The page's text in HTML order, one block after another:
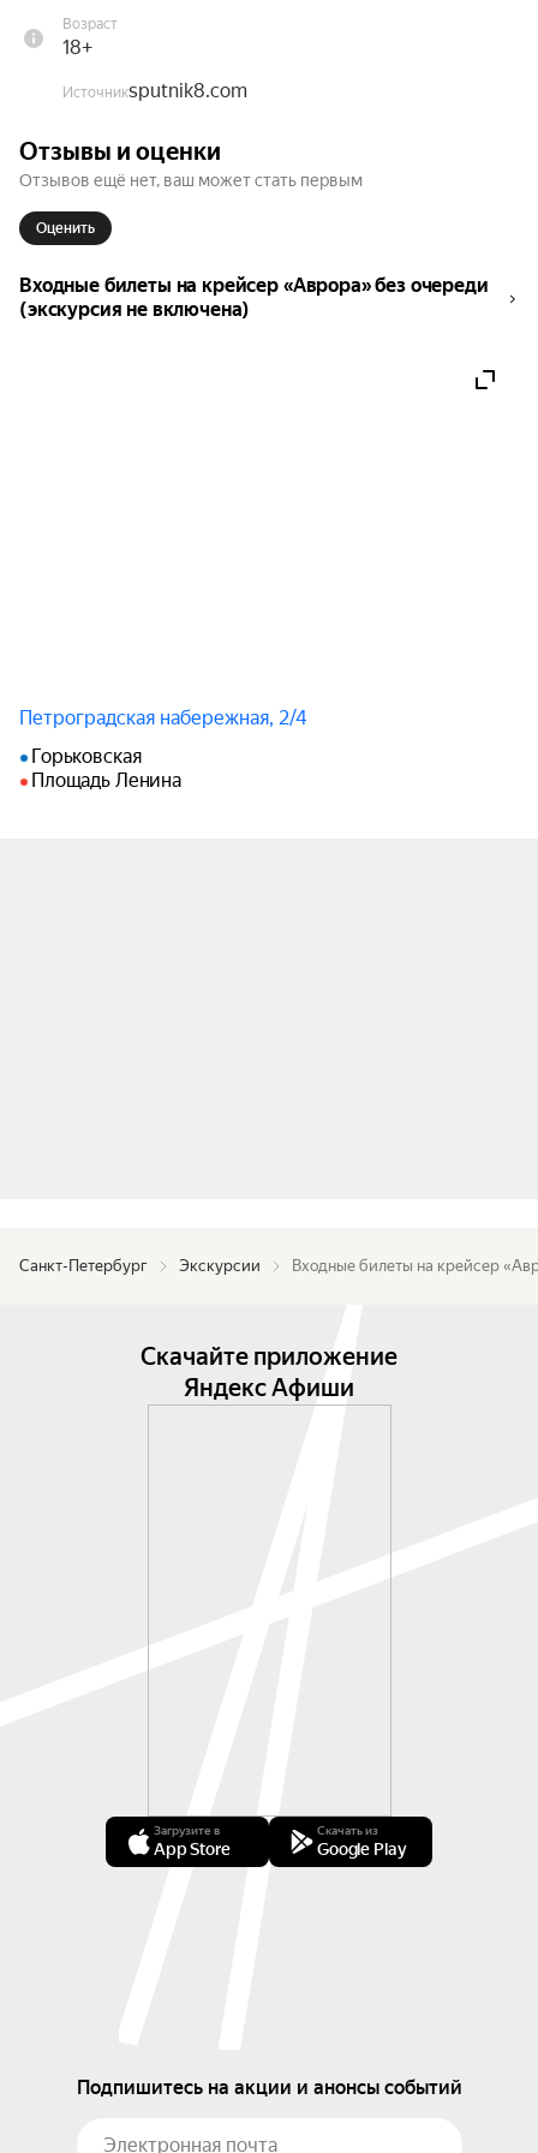
понедельник, вторник.
• Экскурсия по крейсеру НЕ включена.
Что включено: Входной билет (без экскурсии)
Что не включено: Личные расходы
Возраст
18+
Источникsputnik8.com
Отзывы и оценки
Отзывов ещё нет, ваш может стать первым
Оценить
Входные билеты на крейсер «Аврора» без очереди
(экскурсия не включена)
Петроградская набережная, 2/4
Горьковская
Площадь Ленина
Санкт-Петербург Экскурсии Входные билеты на крейсер
Скачайте приложение
Яндекс Афиши
Загрузите в
App Store
Скачать из
Google Play
Подпишитесь на акции и анонсы событий